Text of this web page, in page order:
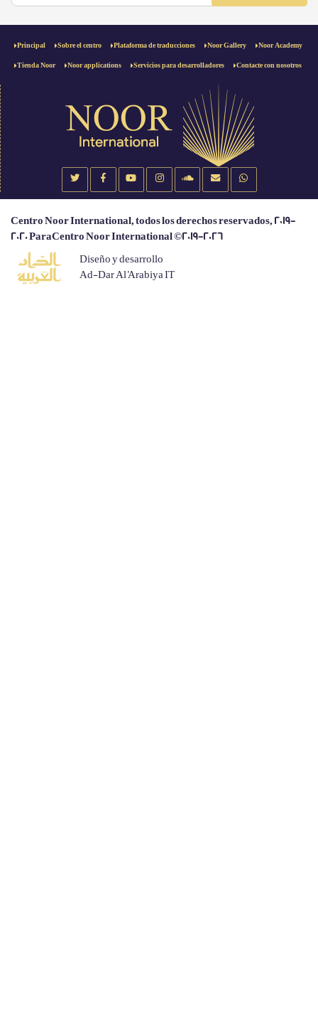
Principal Sobre el centro Plataforma de traducciones Noor Gallery Noor Academy
Tienda Noor Noor applications Servicios para desarrolladores Contacte con nosotros
Centro Noor International, todos los derechos reservados, 2019-
2020 ParaCentro Noor International ©2019-2026
Diseño y desarrollo
Ad-Dar Al 'Arabiya IT